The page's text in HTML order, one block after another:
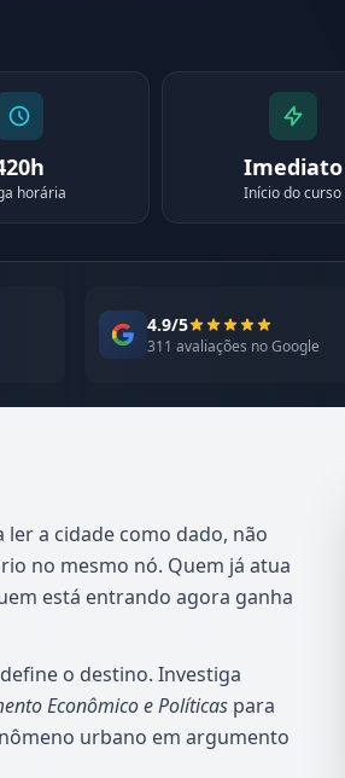
horária
Imediato
Início do curso
4.9/5
311 avaliações no Google
ler a cidade como dado, não
no mesmo nó. Quem já atua
está entrando agora ganha
o destino. Investiga
Econômico e Políticas para
urbano em argumento